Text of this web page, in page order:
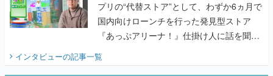
プリの“代替ストア”として、わずか6ヵ月で
国内向けローンチを行った発見型ストア
『あっぷアリーナ！』仕掛け人に話を聞い
インタビューの記事一覧